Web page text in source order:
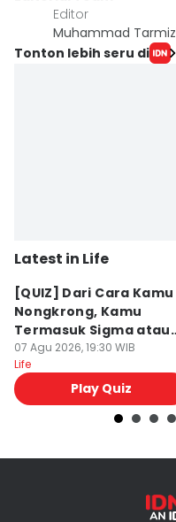
Editor
Muhammad
Tonton lebih seru di
Latest in Life
[QUIZ] Dari Cara Kamu
Nongkrong, Kamu
Termasuk Sigma atau
Alpha?
07 Agu 2026, 19:30 WIB
Life
Play Quiz